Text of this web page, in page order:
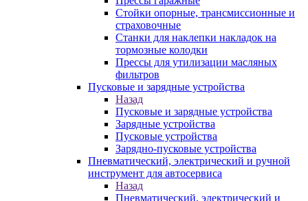
Стойки опорные, трансмиссионные и
страховочные
Станки для наклепки накладок на
тормозные колодки
Прессы для утилизации масляных
фильтров
Пусковые и зарядные устройства
Назад
Пусковые и зарядные устройства
Зарядные устройства
Пусковые устройства
Зарядно-пусковые устройства
Пневматический, электрический и ручной
инструмент для автосервиса
Назад
Пневматический, электрический и